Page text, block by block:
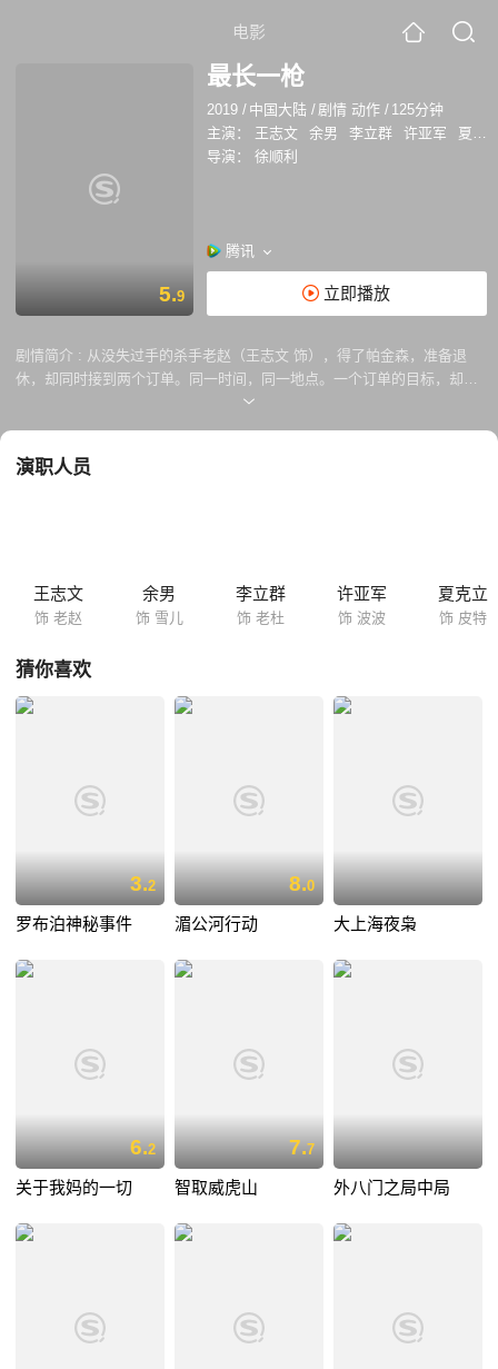
电影
5.9
最长一枪
2019 / 中国大陆 /剧情 动作 / 125分钟
主演：
王志文 余男 李立群 许亚军
夏克立
导演：
徐顺利
腾讯
立即播放
剧情简介 : 从没失过手的杀手老赵（王志文 饰），得了帕金森，准备退
休，却同时接到两个订单。同一时间，同一地点。一个订单的目标，却是
另一订单的委托人。为了弥补心中一个久远的愧疚，老赵决定利用这最后
演职人员
王志文
饰 老赵
余男
饰 雪儿
李立群
饰 老杜
许亚军
饰 波波
夏克立
饰 皮特
猜你喜欢
3.2
罗布泊神秘事件
8.0
湄公河行动 大上海夜枭
6.2
关于我妈的一切
7.7
智取威虎山 外八门之局中局